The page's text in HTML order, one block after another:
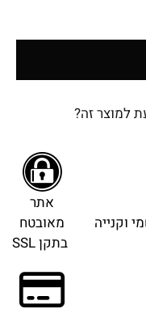
למוצר זה?
וקנייה
אתר
מאובטח
בתקן SSL